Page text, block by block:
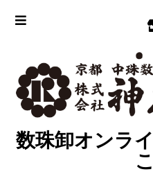
数珠卸オンラ